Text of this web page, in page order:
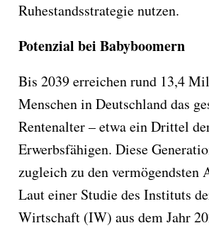
Ruhestandsstrategie nutzen.
Potenzial bei Babyboomern
Bis 2039 erreichen rund 13,4
Menschen in Deutschland das
Rentenalter – etwa ein Drittel
Erwerbsfähigen. Diese
zugleich zu den vermögendsten
Laut einer Studie des Instituts
Wirtschaft (IW) aus dem Jahr